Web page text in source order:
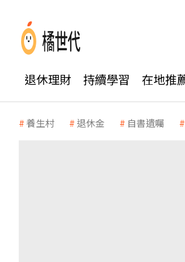
退休理財 持續學習 在地推
養生村 退休金 自書遺囑